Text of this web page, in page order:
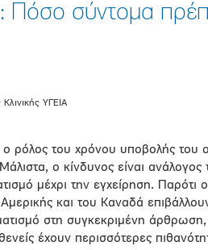
Πόσο σύντομα
ΥΓΕΙΑ
ο ρόλος του χρόνου υποβολής
ο κίνδυνος είναι
μέχρι την εγχείρηση. Παρότι
και του Καναδά
στη συγκεκριμένη άρθρωση,
έχουν περισσότερες